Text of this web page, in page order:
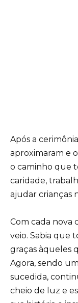
Após a
aproximaram e
o caminho que
caridade,
ajudar crianças
Com cada nova
veio. Sabia que
graças àqueles
Agora, sendo
sucedida,
cheio de luz e